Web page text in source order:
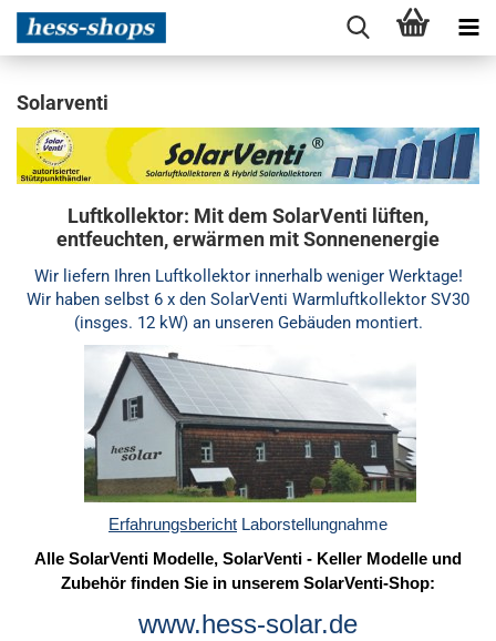
Solarventi
Luftkollektor: Mit dem SolarVenti lüften,
entfeuchten, erwärmen mit Sonnenenergie
Wir liefern Ihren Luftkollektor innerhalb weniger Werktage!
Wir haben selbst 6 x den SolarVenti Warmluftkollektor SV30
(insges. 12 kW) an unseren Gebäuden montiert.
Erfahrungsbericht Laborstellungnahme
Alle SolarVenti Modelle, SolarVenti - Keller Modelle und
Zubehör finden Sie in unserem SolarVenti-Shop:
www.hess-solar.de